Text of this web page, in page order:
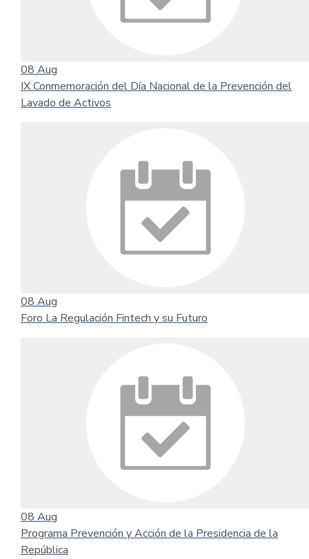
08 Aug
IX Conmemoración del Día Nacional de la Prevención del
Lavado de Activos
08 Aug
Foro La Regulación Fintech y su Futuro
08 Aug
Programa Prevención y Acción de la Presidencia de la
República